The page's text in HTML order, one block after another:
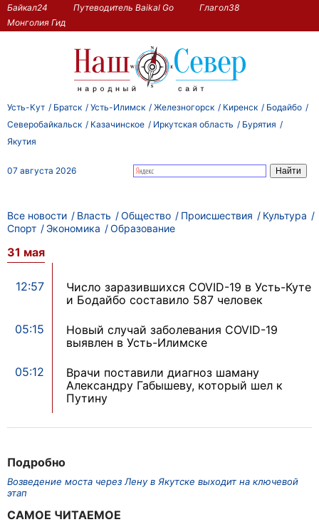
Байкал24 Путеводитель Baikal Go
Глагол38
Монголия Гид
Усть-Кут Братск Усть-Илимск Железногорск Киренск
Бодайбо
Северобайкальск
Казачинское Иркутская область
Бурятия
Якутия
07 августа 2026
Подробно
Возведение моста через Лену в Якутске выходит на ключевой
этап
САМОЕ ЧИТАЕМОЕ
Все новости Власть Общество Происшествия
Культура
Спорт
Экономика Образование
31 мая
12:57
Число заразившихся COVID-19 в Усть-Куте
и Бодайбо составило 587 человек
05:15
Новый случай заболевания COVID-19
выявлен в Усть-Илимске
05:12
Врачи поставили диагноз шаману
Александру Габышеву, который шел к
Путину